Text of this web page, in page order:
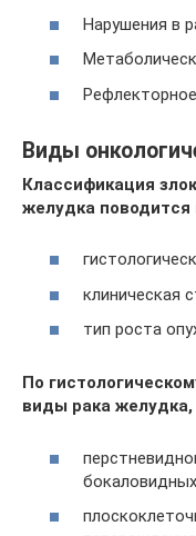
Нарушения в
Виды
Классификация
желудка
клиническая
тип роста
По
виды рака желудка,